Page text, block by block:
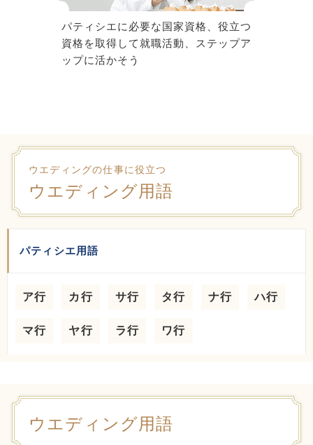
パティシエに必要な国家資格、役立つ
資格を取得して就職活動、ステップア
ップに活かそう
ウエディングの仕事に役立つ
ウエディング用語
パティシエ用語
ア行 カ行 サ行 タ行 ナ行 ハ行
マ行 ヤ行 ラ行 ワ行
ウエディング用語